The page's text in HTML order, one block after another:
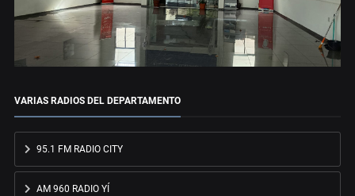
VARIAS RADIOS DEL DEPARTAMENTO
95.1 FM RADIO CITY
AM 960 RADIO YÍ